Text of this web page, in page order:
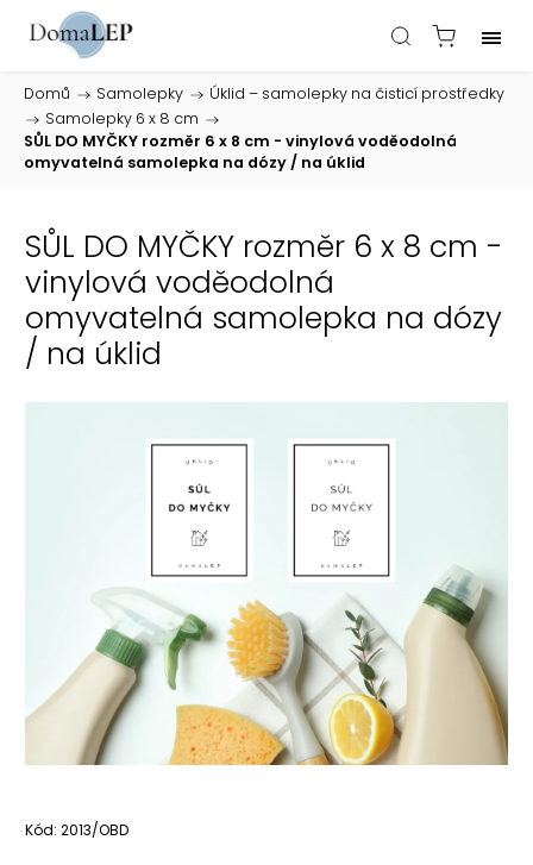
Domů / Samolepky /
Úklid – samolepky na čisticí prostředky
/
Samolepky 6 x 8 cm /
SŮL DO MYČKY rozměr 6 x 8 cm - vinylová voděodolná
omyvatelná samolepka na dózy / na úklid
SŮL DO MYČKY rozměr 6 x 8 cm -
vinylová voděodolná
omyvatelná samolepka na dózy
/ na úklid
Kód: 2013/OBD